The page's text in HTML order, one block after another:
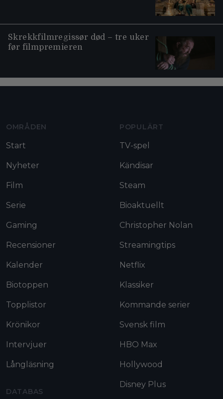
Skrekkfilmregissør død – tre uker
før filmpremieren
OMRÅDEN
Start
Nyheter
Film
Serie
Gaming
Recensioner
Kalender
Biotoppen
Topplistor
Krönikor
Intervjuer
Långläsning
DATABAS
POPULÄRT
TV-spel
Kändisar
Steam
Bioaktuellt
Christopher Nolan
Streamingtips
Netflix
Klassiker
Kommande serier
Svensk film
HBO Max
Hollywood
Disney Plus